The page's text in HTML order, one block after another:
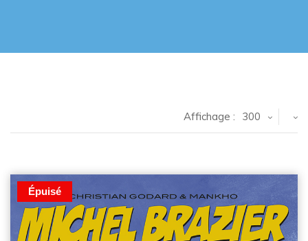
Affichage : 300
Épuisé